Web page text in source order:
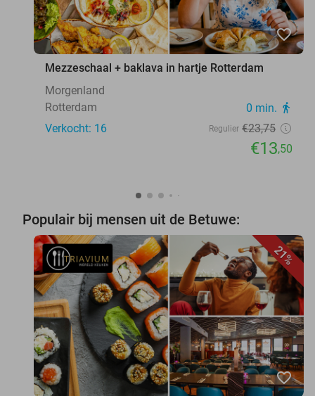
favorite_border
Mezzeschaal + baklava in hartje Rotterdam
Morgenland
Rotterdam
0 min. directions_walk
Verkocht: 16 Regulier €23,75
€13,50
Populair bij mensen uit de Betuwe:
21%
favorite_border